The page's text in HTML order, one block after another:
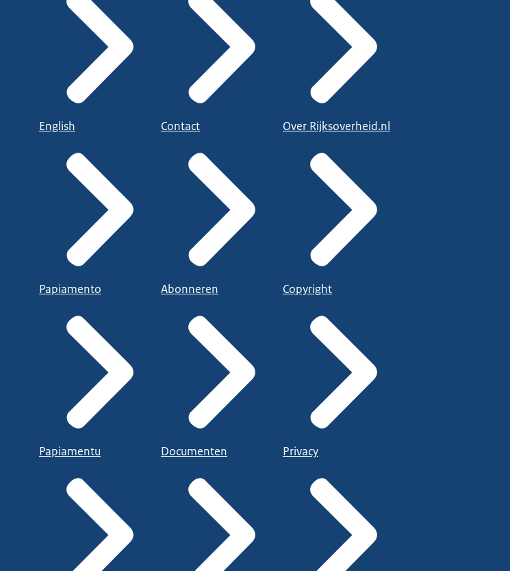
English
Papiamento
Papiamentu
Contact
Abonneren
Documenten
Over Rijksoverheid.nl
Copyright
Privacy